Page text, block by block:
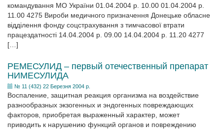
командування МО України 01.04.2004 р. 10.00 01.04.2004 р.
11.00 4275 Вироби медичного призначення Донецьке обласне
відділення фонду соцстрахування з тимчасової втрати
працездатності 14.04.2004 р. 09.00 14.04.2004 р. 11.20 4277
[…]
РЕМЕСУЛИД – первый отечественный препарат
НИМЕСУЛИДА
№ 11 (432) 22 Березня 2004 р.
Воспаление, защитная реакция организма на воздействие
разнообразных экзогенных и эндогенных повреждающих
факторов, приобретая выраженный характер, может
приводить к нарушению функций органов и повреждению